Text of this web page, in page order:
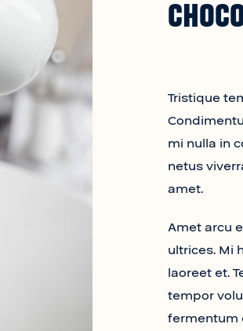
Tristique
mi nulla in
netus
amet.
Amet arcu
ultrices. Mi
laoreet et.
tempor
fermentum